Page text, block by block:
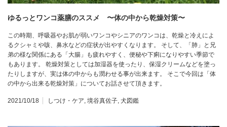
ゆるっとワンコ薬膳のススメ 〜体の中から乾燥対策〜
この時期、呼吸器やお肌が弱いワンコやシニアのワンコは、乾燥と冷えによ
るクシャミや咳、鼻水などの症状が出やすくなります。 そして、「肺」と兄
弟の様な関係にある「大腸」も疲れやすく、便秘や下痢になりやすい季節で
もあります。 乾燥対策としては加湿器を使ったり、保湿クリームなどを塗っ
たりしますが、実は体の中からも潤わせる事が出来ます。 そこで今回は「体
の中から出来る乾燥対策」についてお話させて頂きます。
2021/10/18 しつけ・ケア, 境谷真佐子, 犬図鑑